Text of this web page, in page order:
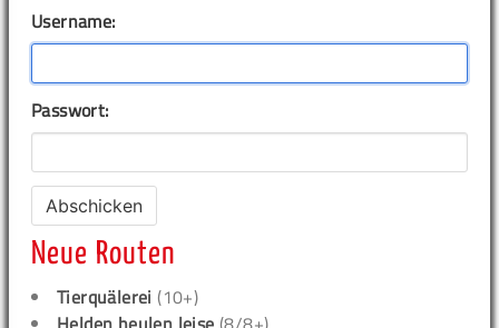
Username:
Passwort:
Neue Routen
Tierquälerei (10+)